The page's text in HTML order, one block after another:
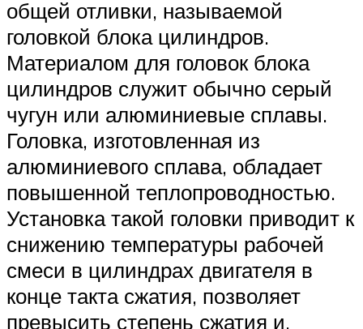
общей отливки, называемой
головкой блока цилиндров.
Материалом для головок блока
цилиндров служит обычно серый
чугун или алюминиевые сплавы.
Головка, изготовленная из
алюминиевого сплава, обладает
повышенной теплопроводностью.
Установка такой головки приводит к
снижению температуры рабочей
смеси в цилиндрах двигателя в
конце такта сжатия, позволяет
превысить степень сжатия и,